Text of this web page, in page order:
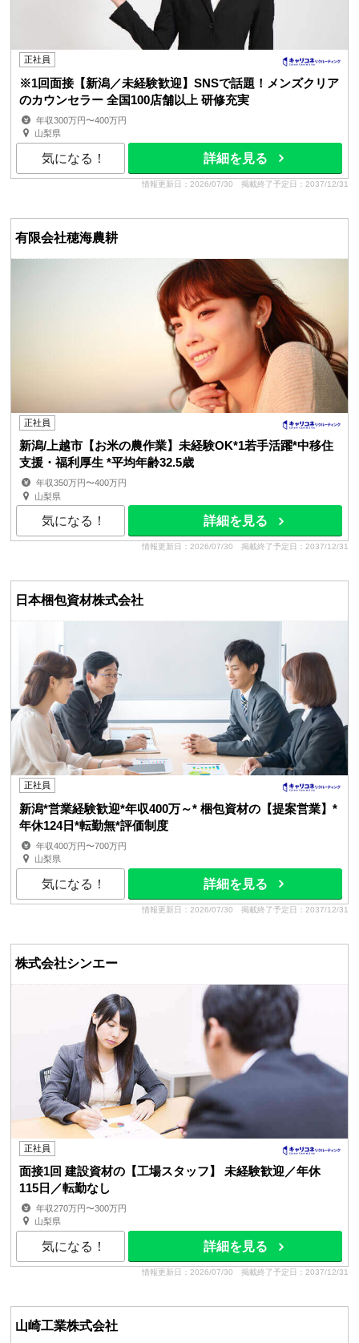
正社員
※1回面接【新潟／未経験歓迎】SNSで話題！メンズクリア
のカウンセラー 全国100店舗以上 研修充実
年収300万円〜400万円
山梨県
気になる！ 詳細を見る
情報更新日：2026/07/30 掲載終了予定日：2037/12/31
有限会社穂海農耕
正社員
新潟/上越市【お米の農作業】未経験OK*1若手活躍*中移住
支援・福利厚生 *平均年齢32.5歳
年収350万円〜400万円
山梨県
気になる！ 詳細を見る
情報更新日：2026/07/30 掲載終了予定日：2037/12/31
日本梱包資材株式会社
正社員
新潟*営業経験歓迎*年収400万～* 梱包資材の【提案営業】*
年休124日*転勤無*評価制度
年収400万円〜700万円
山梨県
気になる！ 詳細を見る
情報更新日：2026/07/30 掲載終了予定日：2037/12/31
株式会社シンエー
正社員
面接1回 建設資材の【工場スタッフ】 未経験歓迎／年休
115日／転勤なし
年収270万円〜300万円
山梨県
気になる！ 詳細を見る
情報更新日：2026/07/30 掲載終了予定日：2037/12/31
山崎工業株式会社